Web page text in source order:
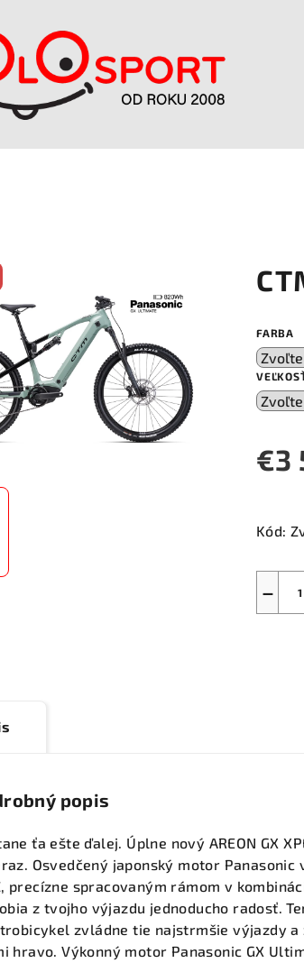
FARBA
€3
cena:
Kód:
−
popis
ťa ešte ďalej. Úplne nový AREON GX
Osvedčený japonský motor Panasonic
precízne spracovaným rámom v
z tvojho výjazdu jednoducho radosť.
zvládne tie najstrmšie výjazdy a
hravo. Výkonný motor Panasonic GX